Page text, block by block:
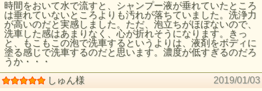
時間をおいて水で流すと、シャンプー液が垂れていたところ
は垂れていないところよりも汚れが落ちていました。洗浄力
が高いのだと実感しました。ただ、泡立ちがほぼないので、
洗車した感はあまりなく、心が折れそうになります。きっ
と、もこもこの泡で洗車するというよりは、液剤をボディに
塗る感じで洗車するのだと思います。濃度が低すぎるのだろ
うか・・・
しゅん様
2019/01/03